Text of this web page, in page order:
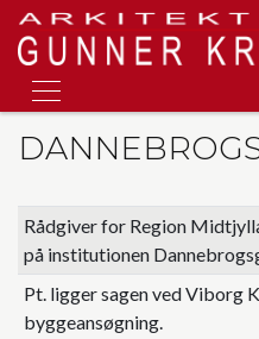
Skip
main
content
Rådgiver for Region
på institutionen
Pt. ligger sagen ved Viborg
byggeansøgning.